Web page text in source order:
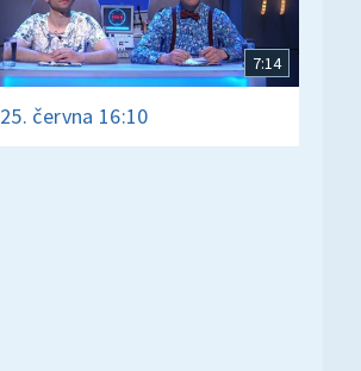
7:14
25. června 16:10